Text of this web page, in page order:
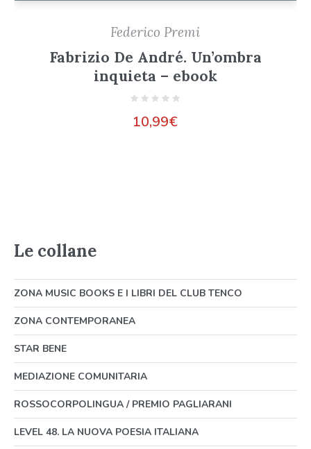
Federico Premi
Fabrizio De André. Un’ombra
inquieta – ebook
10,99€
Le collane
ZONA MUSIC BOOKS E I LIBRI DEL CLUB TENCO
ZONA CONTEMPORANEA
STAR BENE
MEDIAZIONE COMUNITARIA
ROSSOCORPOLINGUA / PREMIO PAGLIARANI
LEVEL 48. LA NUOVA POESIA ITALIANA